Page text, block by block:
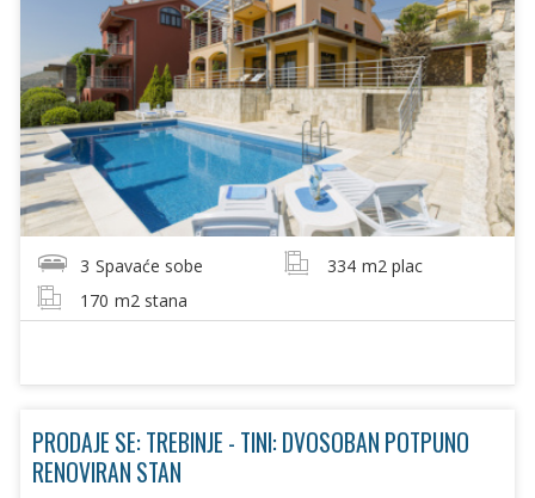
3 Spavaće sobe 334 m2 plac
170 m2 stana
PRODAJE SE: TREBINJE - TINI: DVOSOBAN POTPUNO
RENOVIRAN STAN